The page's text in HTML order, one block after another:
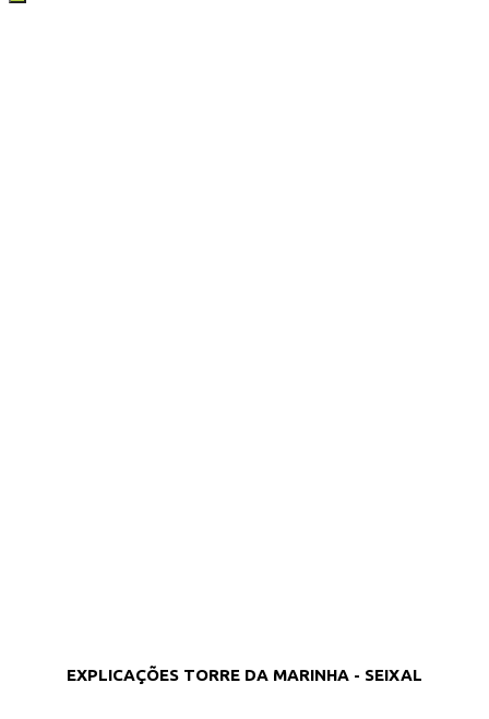
EXPLICAÇÕES TORRE DA MARINHA - SEIXAL